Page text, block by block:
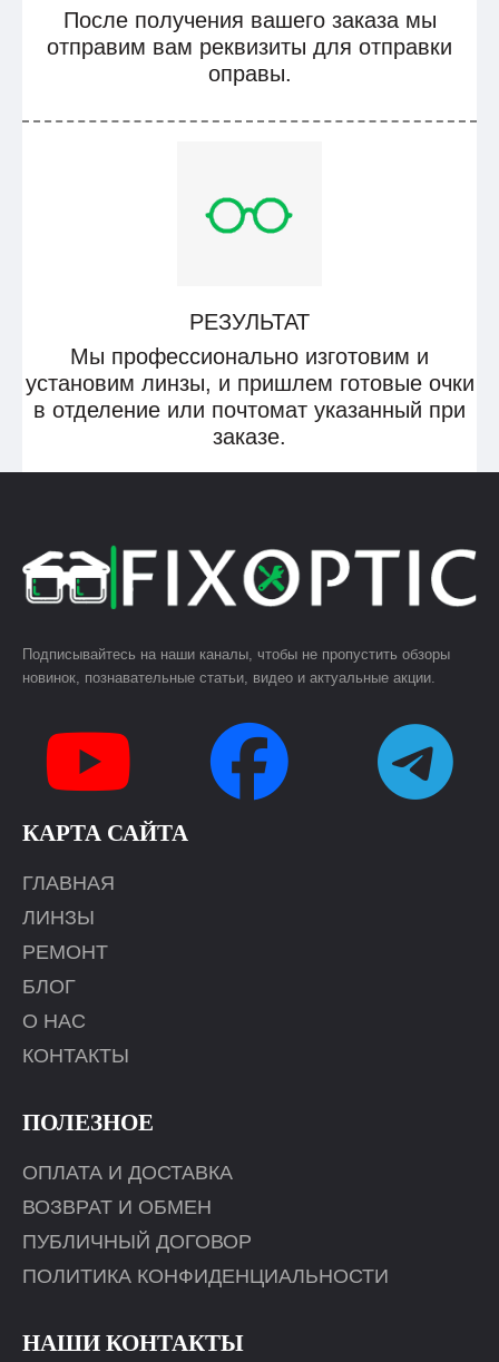
После получения вашего заказа мы
отправим вам реквизиты для отправки
оправы.
РЕЗУЛЬТАТ
Мы профессионально изготовим и
установим линзы, и пришлем готовые очки
в отделение или почтомат указанный при
заказе.
Подписывайтесь на наши каналы, чтобы не пропустить обзоры
новинок, познавательные статьи, видео и актуальные акции.
КАРТА САЙТА
ГЛАВНАЯ
ЛИНЗЫ
РЕМОНТ
БЛОГ
О НАС
КОНТАКТЫ
ПОЛЕЗНОЕ
ОПЛАТА И ДОСТАВКА
ВОЗВРАТ И ОБМЕН
ПУБЛИЧНЫЙ ДОГОВОР
ПОЛИТИКА КОНФИДЕНЦИАЛЬНОСТИ
НАШИ КОНТАКТЫ